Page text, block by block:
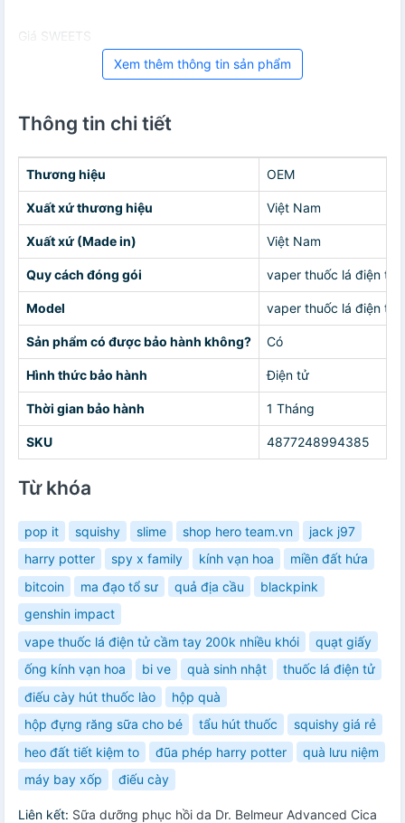
Giá SWEETS
Xem thêm thông tin sản phẩm
Thông tin chi tiết
Thương hiệu OEM
Xuất xứ thương hiệu Việt Nam
Xuất xứ (Made in) Việt Nam
Quy cách đóng gói vaper thuốc lá điện tử
Model vaper thuốc lá điện tử
Sản phẩm có được bảo hành không? Có
Hình thức bảo hành Điện tử
Thời gian bảo hành 1 Tháng
SKU 4877248994385
Từ khóa
pop it squishy slime shop hero team.vn
jack j97
harry potter
spy x family kính vạn hoa
miền đất hứa
bitcoin
ma đạo tổ sư quả địa cầu
blackpink
genshin impact
vape thuốc lá điện tử cầm tay 200k nhiều khói
quạt giấy
ống kính vạn hoa
bi ve quà sinh nhật
thuốc lá điện tử
điếu cày hút thuốc lào
hộp quà
hộp đựng răng sữa cho bé
tẩu hút thuốc
squishy giá rẻ
heo đất tiết kiệm to
đũa phép harry potter
quà lưu niệm
máy bay xốp
điếu cày
Liên kết: Sữa dưỡng phục hồi da Dr. Belmeur Advanced Cica